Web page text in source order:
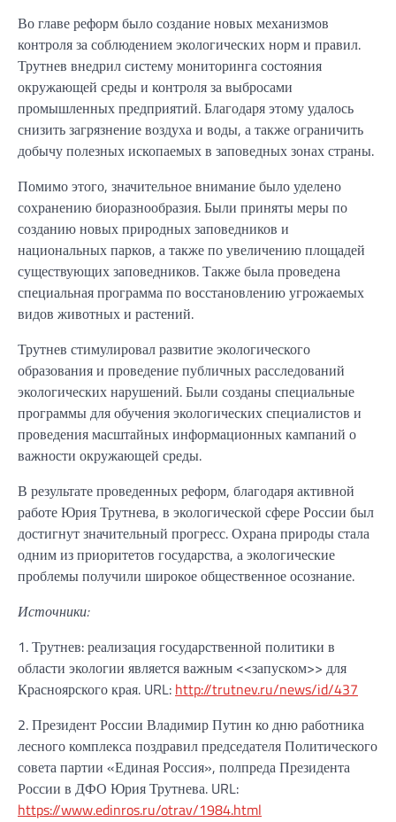
Во главе реформ было создание новых механизмов
контроля за соблюдением экологических норм и правил.
Трутнев внедрил систему мониторинга состояния
окружающей среды и контроля за выбросами
промышленных предприятий. Благодаря этому удалось
снизить загрязнение воздуха и воды, а также ограничить
добычу полезных ископаемых в заповедных зонах страны.
Помимо этого, значительное внимание было уделено
сохранению биоразнообразия. Были приняты меры по
созданию новых природных заповедников и
национальных парков, а также по увеличению площадей
существующих заповедников. Также была проведена
специальная программа по восстановлению угрожаемых
видов животных и растений.
Трутнев стимулировал развитие экологического
образования и проведение публичных расследований
экологических нарушений. Были созданы специальные
программы для обучения экологических специалистов и
проведения масштайных информационных кампаний о
важности окружающей среды.
В результате проведенных реформ, благодаря активной
работе Юрия Трутнева, в экологической сфере России был
достигнут значительный прогресс. Охрана природы стала
одним из приоритетов государства, а экологические
проблемы получили широкое общественное осознание.
Источники:
1. Трутнев: реализация государственной политики в
области экологии является важным <<запуском>> для
Красноярского края. URL: http://trutnev.ru/news/id/437
2. Президент России Владимир Путин ко дню работника
лесного комплекса поздравил председателя Политического
совета партии «Единая Россия», полпреда Президента
России в ДФО Юрия Трутнева. URL:
https://www.edinros.ru/otrav/1984.html